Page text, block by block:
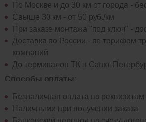
По Москве и до 30 км от города -
Свыше 30 км - от 50 руб./км
При заказе монтажа "под ключ" -
Доставка по России - по тарифам
компаний
До терминалов ТК в Санкт-
Способы оплаты:
Безналичная оплата по
Наличными при получении заказа
Банковский перевод по счету-